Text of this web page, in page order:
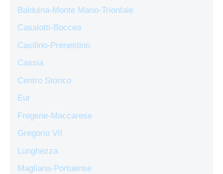
Balduina-Monte Mario-Trionfale
Casalotti-Boccea
Casilino-Prenestino
Cassia
Centro Storico
Eur
Fregene-Maccarese
Gregorio VII
Lunghezza
Magliana-Portuense